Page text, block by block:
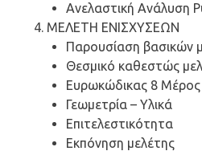
Ανελαστική Ανάλυση
ΜΕΛΕΤΗ ΕΝΙΣΧΥΣΕΩΝ
Παρουσίαση βασικών
Θεσμικό καθεστώς
Ευρωκώδικας 8 Μέρος
Γεωμετρία – Υλικά
Επιτελεστικότητα
Εκπόνηση μελέτης